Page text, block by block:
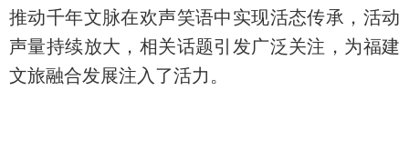
推动千年文脉在欢声笑语中实现活态传承，活动
声量持续放大，相关话题引发广泛关注，为福建
文旅融合发展注入了活力。